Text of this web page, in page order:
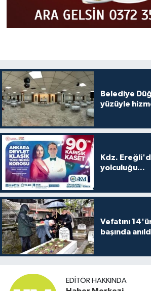
Belediye
yüzüyle
Kdz.
yolculuğu...
Vefatını
başında
EDITÖR HAKKINDA